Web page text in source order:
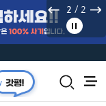
2 / 2